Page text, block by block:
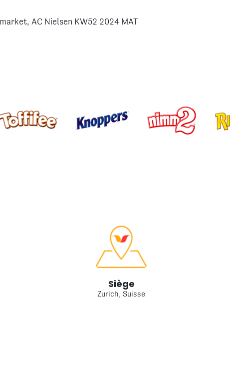
AC Nielsen KW52 2024 MAT
Siège
Zurich, Suisse